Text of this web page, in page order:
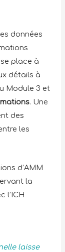
données
place à
détails à
Module 3 et
. Une
des
les
d’AMM
la
l’ICH
laisse